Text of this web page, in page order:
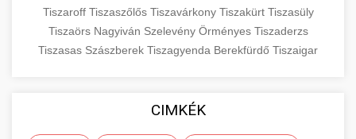
Tiszaroff Tiszaszőlős Tiszavárkony Tiszakürt Tiszasüly
Tiszaörs Nagyiván Szelevény Örményes Tiszaderzs
Tiszasas Szászberek Tiszagyenda Berekfürdő Tiszaigar
CIMKÉK